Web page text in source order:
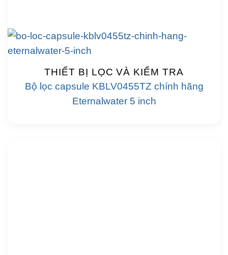
THIẾT BỊ LỌC VÀ KIỂM TRA
Bộ lọc capsule KBLV0455TZ chính hãng
Eternalwater 5 inch